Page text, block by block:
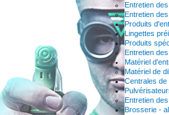
Entretien
Entretien
Produits
Lingettes
Produits
Entretien
Matériel
Matériel de
Centrales de
Entretien
Brosserie -